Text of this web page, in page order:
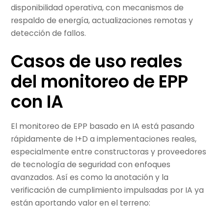
disponibilidad operativa, con mecanismos de
respaldo de energía, actualizaciones remotas y
detección de fallos.
Casos de uso reales
del monitoreo de EPP
con IA
El monitoreo de EPP basado en IA está pasando
rápidamente de I+D a implementaciones reales,
especialmente entre constructoras y proveedores
de tecnología de seguridad con enfoques
avanzados. Así es como la anotación y la
verificación de cumplimiento impulsadas por IA ya
están aportando valor en el terreno: